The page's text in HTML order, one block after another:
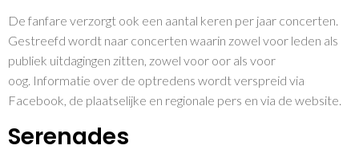
De fanfare verzorgt ook een aantal keren per jaar concerten.
Gestreefd wordt naar concerten waarin zowel voor leden als
publiek uitdagingen zitten, zowel voor oor als voor
oog. Informatie over de optredens wordt verspreid via
Facebook, de plaatselijke en regionale pers en via de website.
Serenades